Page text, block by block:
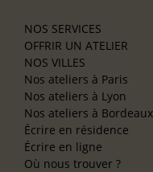
NOS SERVICES
OFFRIR UN ATELIER
NOS VILLES
Nos ateliers à Paris
Nos ateliers à Lyon
Nos ateliers à Bordeaux
Écrire en résidence
Écrire en ligne
Où nous trouver ?